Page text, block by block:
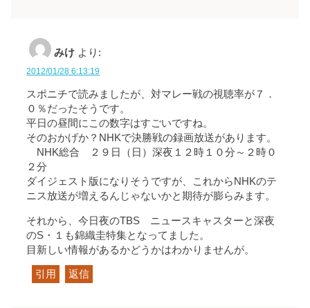
みけ より:
2012/01/28 6:13:19
スポニチで読みましたが、対マレー戦の視聴率が７．
０％だったそうです。
平日の昼間にこの数字はすごいですね。
そのおかげか？NHKで決勝戦の録画放送があります。
NHK総合 ２９日（日）深夜１２時１０分～２時０
２分
ダイジェスト版になりそうですが、これからNHKのテ
ニス放送が増えるんじゃないかと期待が膨らみます。
それから、今日夜のTBS ニュースキャスターと深夜
のS・１も錦織圭特集となってました。
目新しい情報があるかどうかはわかりませんが。
引用 返信